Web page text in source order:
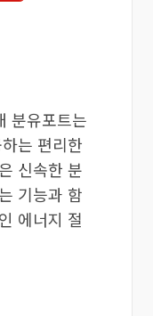
분유포트는
는 편리한
신속한 분
기능과 함
에너지 절